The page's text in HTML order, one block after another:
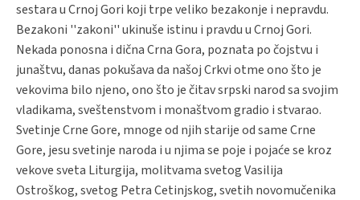
sestara u Crnoj Gori koji trpe veliko bezakonje i nepravdu.
Bezakoni ''zakoni'' ukinuše istinu i pravdu u Crnoj Gori.
Nekada ponosna i dična Crna Gora, poznata po čojstvu i
junaštvu, danas pokušava da našoj Crkvi otme ono što je
vekovima bilo njeno, ono što je čitav srpski narod sa svojim
vladikama, sveštenstvom i monaštvom gradio i stvarao.
Svetinje Crne Gore, mnoge od njih starije od same Crne
Gore, jesu svetinje naroda i u njima se poje i pojaće se kroz
vekove sveta Liturgija, molitvama svetog Vasilija
Ostroškog, svetog Petra Cetinjskog, svetih novomučenika